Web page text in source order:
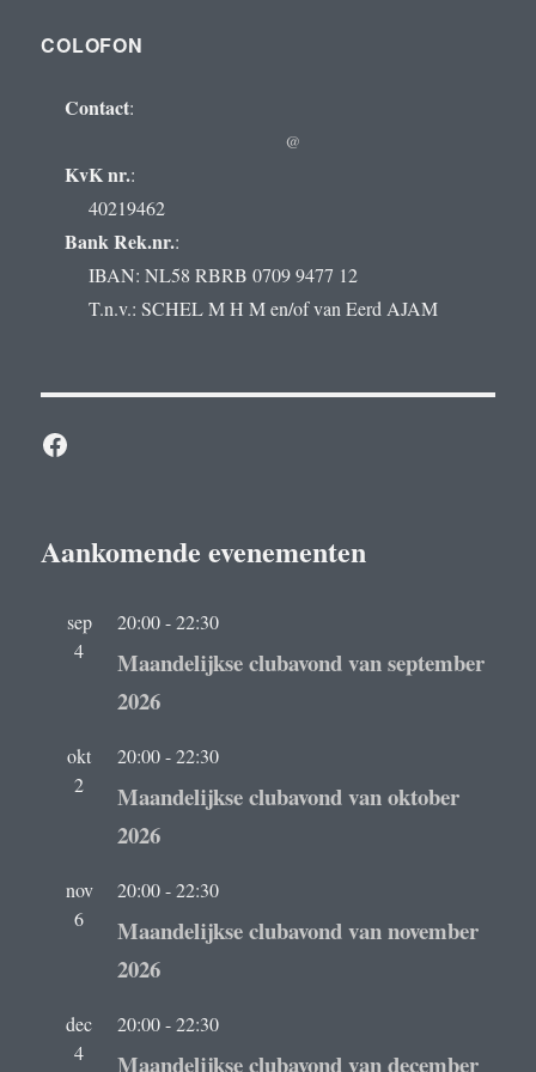
COLOFON
Contact:
@
KvK nr.:
40219462
Bank Rek.nr.:
IBAN: NL58 RBRB 0709 9477 12
T.n.v.: SCHEL M H M en/of van Eerd AJAM
Facebook
Aankomende evenementen
sep
4
20:00-22:30
Maandelijkse clubavond van september
2026
okt
2
20:00-22:30
Maandelijkse clubavond van oktober
2026
nov
6
20:00-22:30
Maandelijkse clubavond van november
2026
dec
4
20:00-22:30
Maandelijkse clubavond van december